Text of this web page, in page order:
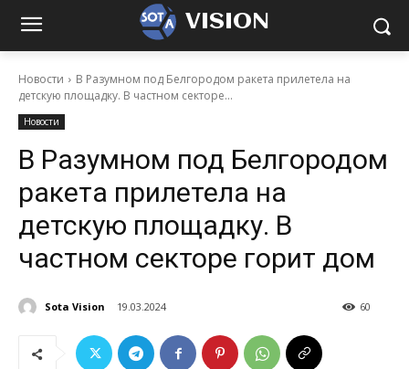
VISION
Новости
В Разумном под Белгородом ракета прилетела на
детскую площадку. В частном секторе...
Новости
В Разумном под Белгородом
ракета прилетела на
детскую площадку. В
частном секторе горит дом
Sota Vision 19.03.2024 60